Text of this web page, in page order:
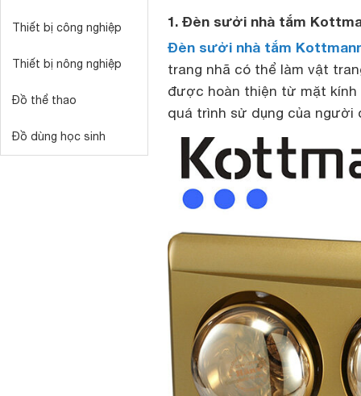
Thiết bị công nghiệp
Thiết bị nông nghiệp
Đồ thể thao
Đồ dùng học sinh
1. Đèn sưởi nhà tắm
Đèn sưởi nhà tắm
trang nhã có thể làm vật
được hoàn thiện từ mặt
quá trình sử dụng của người